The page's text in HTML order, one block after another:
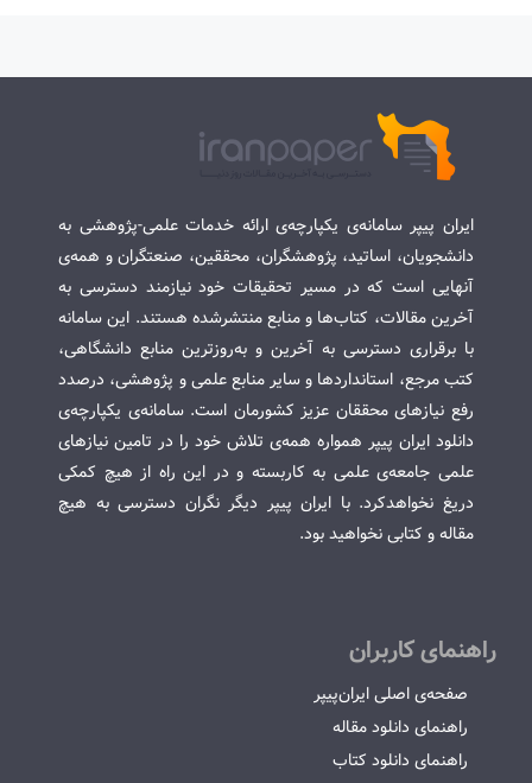
ایران پیپر سامانه‌ی یکپارچه‌ی ارائه خدمات علمی-پژوهشی به
دانشجویان، اساتید، پژوهشگران، محققین، صنعتگران و همه‌ی
آنهایی است که در مسیر تحقیقات خود نیازمند دسترسی به
آخرین مقالات، کتاب‌ها و منابع منتشرشده هستند. این سامانه
با برقراری دسترسی به آخرین و به‌روزترین منابع دانشگاهی،
کتب مرجع، استانداردها و سایر منابع علمی و پژوهشی، درصدد
رفع نیازهای محققان عزیز کشورمان است. سامانه‌ی یکپارچه‌ی
دانلود ایران پیپر همواره همه‌ی تلاش خود را در تامین نیازهای
علمی جامعه‌ی علمی به کاربسته و در این راه از هیچ کمکی
دریغ نخواهدکرد. با ایران پیپر دیگر نگران دسترسی به هیچ
مقاله و کتابی نخواهید بود.
راهنمای کاربران
صفحه‌ی اصلی ایران‌پیپر
راهنمای دانلود مقاله
راهنمای دانلود کتاب